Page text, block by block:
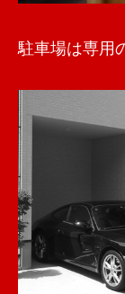
駐車場は専用